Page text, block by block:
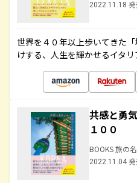
2022.11.18
世界を４０年以上歩いてきた
けする、人生を輝かせるイタ
共感と勇
１００
BOOKS 旅の
2022.11.04